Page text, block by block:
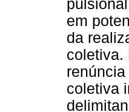
em
da
coletiva.
coletiva